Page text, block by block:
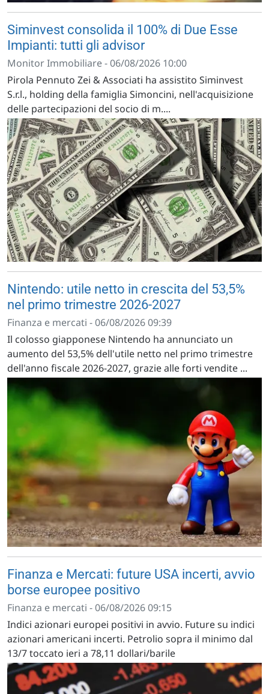
Siminvest consolida il 100% di Due Esse
Impianti: tutti gli advisor
Monitor Immobiliare - 06/08/2026 10:00
Pirola Pennuto Zei & Associati ha assistito Siminvest
S.r.l., holding della famiglia Simoncini, nell'acquisizione
delle partecipazioni del socio di m....
Nintendo: utile netto in crescita del 53,5%
nel primo trimestre 2026-2027
Finanza e mercati - 06/08/2026 09:39
Il colosso giapponese Nintendo ha annunciato un
aumento del 53,5% dell'utile netto nel primo trimestre
dell'anno fiscale 2026-2027, grazie alle forti vendite ...
Finanza e Mercati: future USA incerti, avvio
borse europee positivo
Finanza e mercati - 06/08/2026 09:15
Indici azionari europei positivi in avvio. Future su indici
azionari americani incerti. Petrolio sopra il minimo dal
13/7 toccato ieri a 78,11 dollari/barile